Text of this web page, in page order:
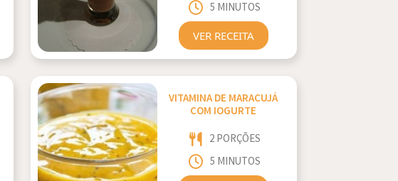
5 MINUTOS
VER RECEITA
VITAMINA DE MARACUJÁ
COM IOGURTE
2 PORÇÕES
5 MINUTOS